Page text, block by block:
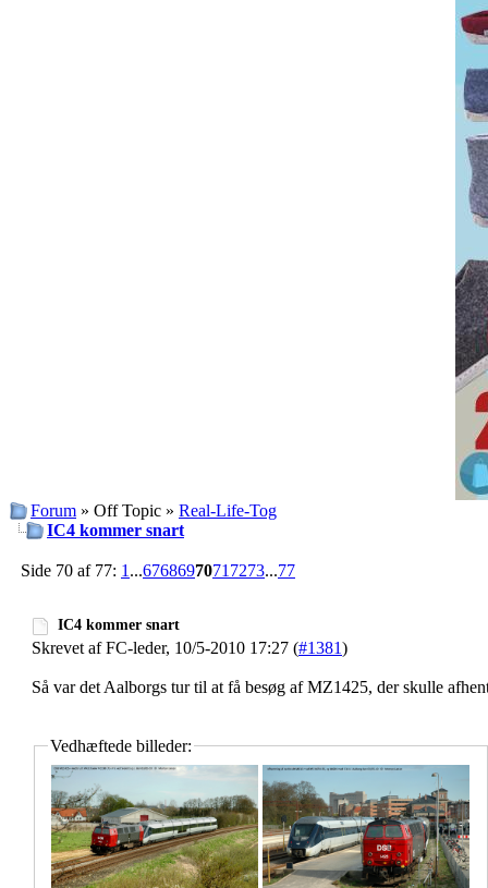
Forum » Off Topic » Real-Life-Tog
IC4 kommer snart
Side 70 af 77: 1 ...6768697071 7273...77
IC4 kommer snart
Skrevet af FC-leder, 10/5-2010 17:27 (#1381)
Så var det Aalborgs tur til at få besøg af MZ1425, der skulle
Vedhæftede billeder: